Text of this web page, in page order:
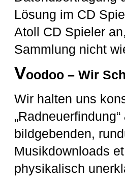
Lösung im CD
Atoll CD Spieler
Sammlung nicht
Voodoo – Wir
Wir halten uns
bildgebenden,
Musikdownloads
physikalisch